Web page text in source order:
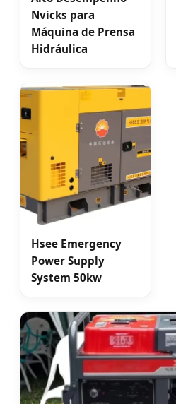
Nvicks para
Máquina de Prensa
Hidráulica
Hsee Emergency
Power Supply
System 50kw